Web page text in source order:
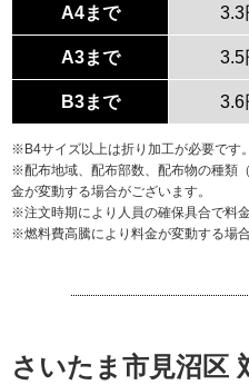
A4まで 3.3
A3まで 3.5
B3まで 3.6
※B4サイズ以上は折り加工が必要です。
※配布地域、配布部数、配布物の種類
金が変動する場合がございます。
※注文時期により人員の確保具合で料
※燃料費高騰により料金が変動する場合
さいたま市見沼区